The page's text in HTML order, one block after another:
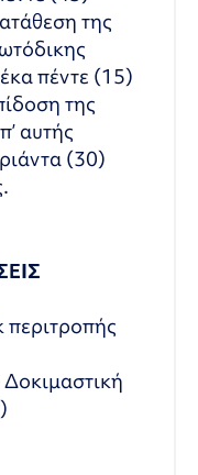
της
πέντε (15)
της
αυτής
(30)